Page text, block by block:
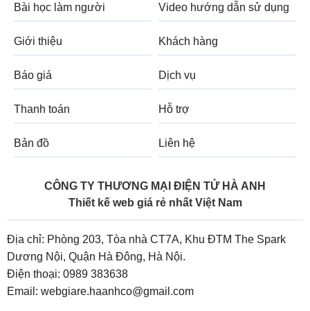
Bài học làm người Video hướng dẫn sử dụng
Giới thiệu Khách hàng
Báo giá Dịch vụ
Thanh toán Hỗ trợ
Bản đồ Liên hệ
CÔNG TY THƯƠNG MẠI ĐIỆN TỬ HÀ ANH
Thiết kế web giá rẻ nhất Việt Nam
Địa chỉ: Phòng 203, Tòa nhà CT7A, Khu ĐTM The Spark
Dương Nội, Quận Hà Đông, Hà Nội.
Điện thoại: 0989 383638
Email: webgiare.haanhco@gmail.com